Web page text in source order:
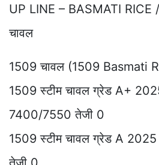
UP LINE – BASMATI RICE /
चावल
1509 चावल (1509 Basmati
1509 स्टीम चावल ग्रेड A+
7400/7550 तेजी 0
1509 स्टीम चावल ग्रेड A